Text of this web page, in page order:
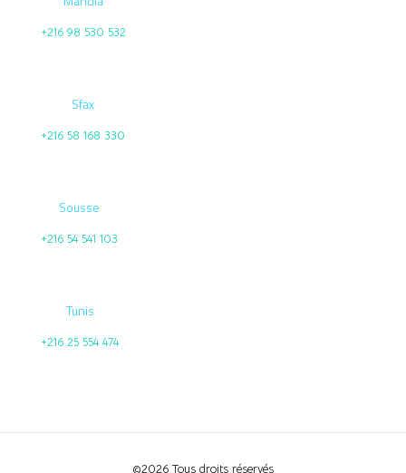
+216 98 530 532
Sfax
+216 58 168 330
Sousse
+216 54 541 103
Tunis
+216 25 554 474
©2026 Tous droits réservés